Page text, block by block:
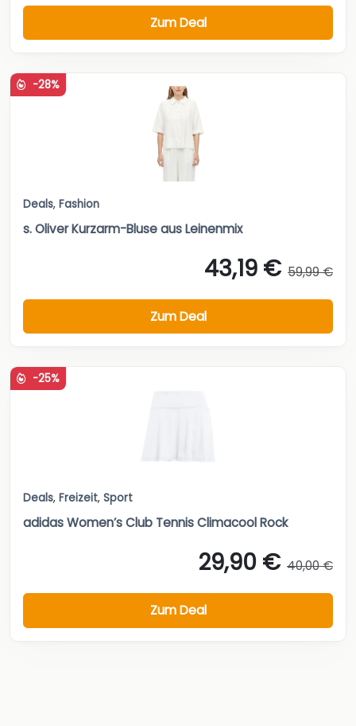
Zum Deal
-28%
Deals, Fashion
s. Oliver Kurzarm-Bluse aus Leinenmix
43,19 € 59,99 €
Zum Deal
-25%
Deals, Freizeit, Sport
adidas Women’s Club Tennis Climacool Rock
29,90 € 40,00 €
Zum Deal